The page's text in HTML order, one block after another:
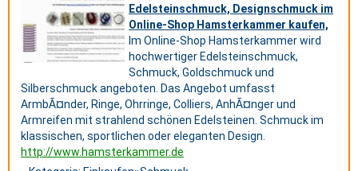
Edelsteinschmuck, Designschmuck im
Online-Shop Hamsterkammer kaufen,
Im Online-Shop Hamsterkammer wird
hochwertiger Edelsteinschmuck,
Schmuck, Goldschmuck und
Silberschmuck angeboten. Das Angebot umfasst
ArmbÃ¤nder, Ringe, Ohrringe, Colliers, AnhÃ¤nger und
Armreifen mit strahlend schönen Edelsteinen. Schmuck im
klassischen, sportlichen oder eleganten Design.
http://www.hamsterkammer.de